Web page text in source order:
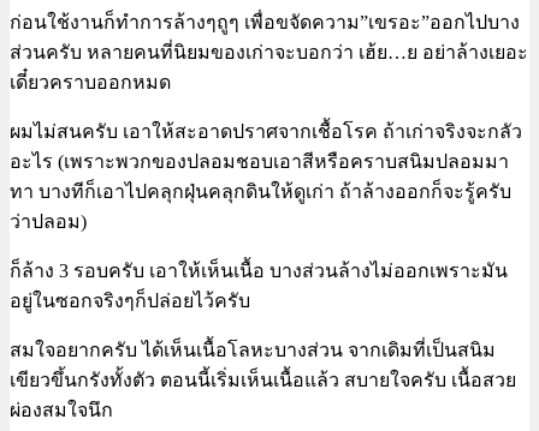
ก่อนใช้งานก็ทำการล้างๆถูๆ เพื่อขจัดความ”เขรอะ”ออกไปบาง
ส่วนครับ หลายคนที่นิยมของเก่าจะบอกว่า เฮ้ย…ย อย่าล้างเยอะ
เดี๋ยวคราบออกหมด
ผมไม่สนครับ เอาให้สะอาดปราศจากเชื้อโรค ถ้าเก่าจริงจะกลัว
อะไร (เพราะพวกของปลอมชอบเอาสีหรือคราบสนิมปลอมมา
ทา บางทีก็เอาไปคลุกฝุ่นคลุกดินให้ดูเก่า ถ้าล้างออกก็จะรู้ครับ
ว่าปลอม)
ก็ล้าง 3 รอบครับ เอาให้เห็นเนื้อ บางส่วนล้างไม่ออกเพราะมัน
อยู่ในซอกจริงๆก็ปล่อยไว้ครับ
สมใจอยากครับ ได้เห็นเนื้อโลหะบางส่วน จากเดิมที่เป็นสนิม
เขียวขึ้นกรังทั้งตัว ตอนนี้เริ่มเห็นเนื้อแล้ว สบายใจครับ เนื้อสวย
ผ่องสมใจนึก